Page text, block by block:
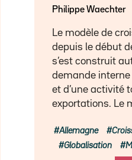
Philippe Waechter
Le modèle de
depuis le début
s’est construit
demande
et d’une activité
exportations. Le
Allemagne
Globalisation